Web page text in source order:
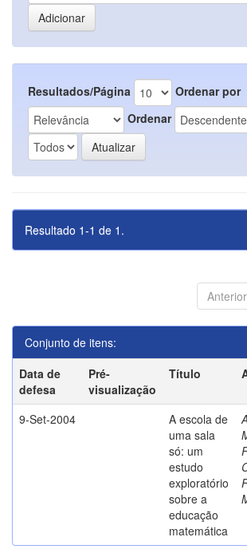
Resultados/Página
Ordenar por
Ordenar
Resultado 1-1 de 1.
Anterior
Conjunto de itens:
Data de
defesa
Pré-
visualização
Título
9-Set-2004
A escola de
uma sala
só: um
estudo
exploratório
sobre a
educação
matemática